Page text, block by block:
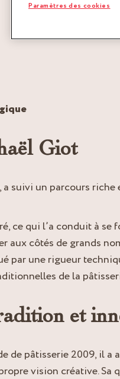
Giot
suivi un parcours riche
ce qui l’a conduit à se
aux côtés de grands
par une rigueur
de la
et
de pâtisserie 2009, il a
vision créative. Sa
Paramètres des cookies